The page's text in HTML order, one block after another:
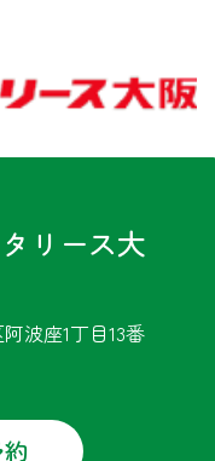
リース大
波座1丁目13番